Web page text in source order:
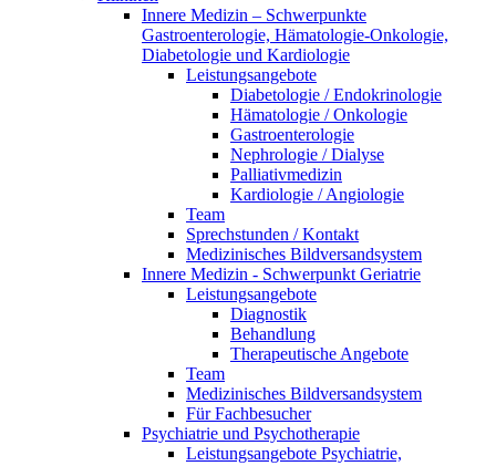
Innere Medizin – Schwerpunkte
Gastroenterologie, Hämatologie-Onkologie,
Diabetologie und Kardiologie
Leistungsangebote
Diabetologie / Endokrinologie
Hämatologie / Onkologie
Gastroenterologie
Nephrologie / Dialyse
Palliativmedizin
Kardiologie / Angiologie
Team
Sprechstunden / Kontakt
Medizinisches Bildversandsystem
Innere Medizin - Schwerpunkt Geriatrie
Leistungsangebote
Diagnostik
Behandlung
Therapeutische Angebote
Team
Medizinisches Bildversandsystem
Für Fachbesucher
Psychiatrie und Psychotherapie
Leistungsangebote Psychiatrie,